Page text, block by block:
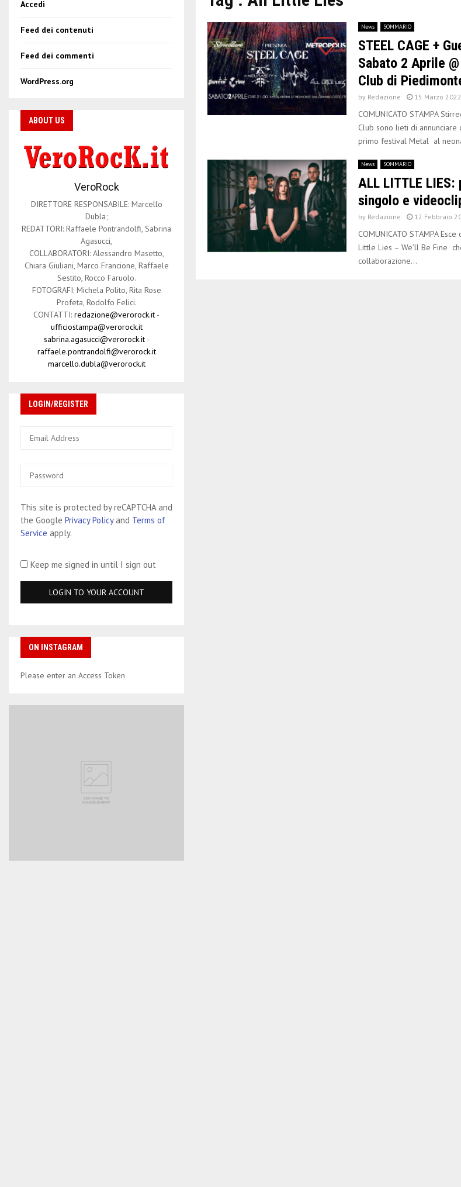
News SOMMARIO
STEEL CAGE +
Sabato 2 Aprile
Club di
by Redazione 15 Marzo 2022
COMUNICATO STAMPA
Club sono lieti di
primo festival Metal al
News SOMMARIO
ALL LITTLE
singolo e
by Redazione 12 Febbraio
COMUNICATO STAMPA
Little Lies – We’ll Be Fine
collaborazione...
Accedi
Feed dei contenuti
Feed dei commenti
WordPress.org
ABOUT US
VeroRock
DIRETTORE RESPONSABILE: Marcello
Dubla;
REDATTORI: Raffaele Pontrandolfi, Sabrina
Agasucci,
COLLABORATORI: Alessandro Masetto,
Chiara Giuliani, Marco Francione, Raffaele
Sestito, Rocco Faruolo.
FOTOGRAFI: Michela Polito, Rita Rose
Profeta, Rodolfo Felici.
CONTATTI: redazione@verorock.it -
ufficiostampa@verorock.it
sabrina.agasucci@verorock.it-
raffaele.pontrandolfi@verorock.it
marcello.dubla@verorock.it
LOGIN/REGISTER
This site is protected by reCAPTCHA and
the Google Privacy Policyand Terms of
Service apply.
Keep me signed in until I sign out
ON INSTAGRAM
Please enter an Access Token